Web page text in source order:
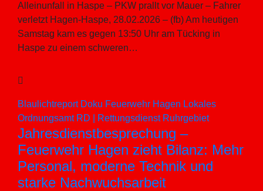
Alleinunfall in Haspe – PKW prallt vor Mauer – Fahrer
verletzt Hagen-Haspe, 28.02.2026 – (fb) Am heutigen
Samstag kam es gegen 13:50 Uhr am Tücking in
Haspe zu einem schweren…
Blaulichtreport Doku Feuerwehr Hagen Lokales
Ordnungsamt RD | Rettungsdienst Ruhrgebiet
Jahresdienstbesprechung –
Feuerwehr Hagen zieht Bilanz: Mehr
Personal, moderne Technik und
starke Nachwuchsarbeit